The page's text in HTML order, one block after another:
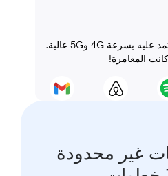
اكتشف الحرية مع الاتصال الذي يُعتمد عليه بسرعة 4G و5G عالية.
غير محدودة